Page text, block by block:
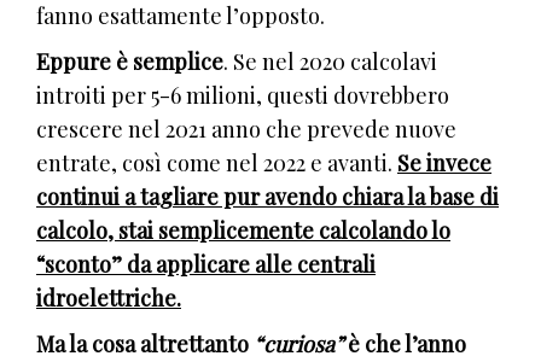
fanno esattamente l’opposto.
Eppure è semplice. Se nel 2020 calcolavi
introiti per 5-6 milioni, questi dovrebbero
crescere nel 2021 anno che prevede nuove
entrate, così come nel 2022 e avanti. Se invece
continui a tagliare pur avendo chiara la base di
calcolo, stai semplicemente calcolando lo
“sconto” da applicare alle centrali
idroelettriche.
Ma la cosa altrettanto “curiosa”è che l’anno